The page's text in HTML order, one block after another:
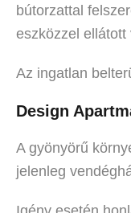
bútorzattal
eszközzel ellátott
Az ingatlan
Design
A gyönyörű
jelenleg